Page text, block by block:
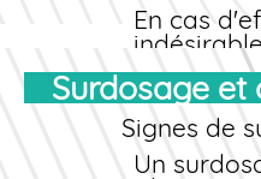
En cas
persistant
médecin
service
Surdosage
Signes de
Un